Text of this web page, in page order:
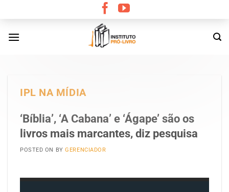
content
IPL NA MÍDIA
‘Bíblia’, ‘A Cabana’ e ‘Ágape’ são os
livros mais marcantes, diz pesquisa
POSTED ON BYGERENCIADOR